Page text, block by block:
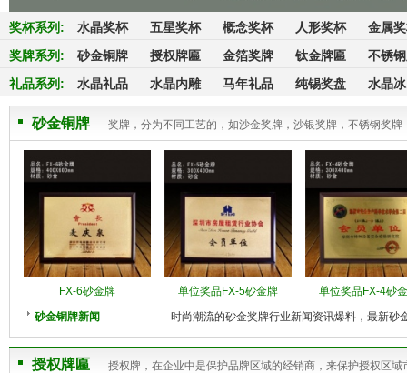
奖杯系列 : 水晶奖杯 五星奖杯 概念奖杯 人形奖杯
金属
奖牌系列 : 砂金铜牌 授权牌匾 金箔奖牌 钛金牌匾
不锈
礼品系列 : 水晶礼品 水晶内雕 马年礼品 纯锡奖盘 水晶
砂金铜牌 奖牌，分为不同工艺的，如沙金奖牌，沙银奖牌，不锈钢奖
FX-6砂金牌 单位奖品FX-5砂金牌
单位奖品FX-4砂
砂金铜牌新闻
时尚潮流的砂金奖牌行业新闻资讯爆料，最新
授权牌匾 授权牌，在企业中是保护品牌区域的经销商，来保护授权区